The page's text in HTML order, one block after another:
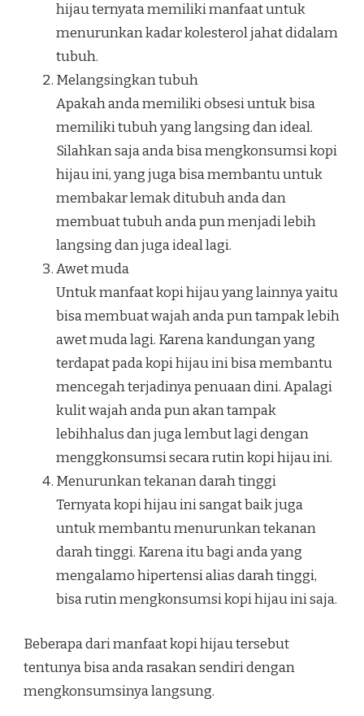
hijau ternyata memiliki manfaat untuk
menurunkan kadar kolesterol jahat didalam
tubuh.
Melangsingkan tubuh
Apakah anda memiliki obsesi untuk bisa
memiliki tubuh yang langsing dan ideal.
Silahkan saja anda bisa mengkonsumsi kopi
hijau ini, yang juga bisa membantu untuk
membakar lemak ditubuh anda dan
membuat tubuh anda pun menjadi lebih
langsing dan juga ideal lagi.
Awet muda
Untuk manfaat kopi hijau yang lainnya yaitu
bisa membuat wajah anda pun tampak lebih
awet muda lagi. Karena kandungan yang
terdapat pada kopi hijau ini bisa membantu
mencegah terjadinya penuaan dini. Apalagi
kulit wajah anda pun akan tampak
lebihhalus dan juga lembut lagi dengan
menggkonsumsi secara rutin kopi hijau ini.
Menurunkan tekanan darah tinggi
Ternyata kopi hijau ini sangat baik juga
untuk membantu menurunkan tekanan
darah tinggi. Karena itu bagi anda yang
mengalamo hipertensi alias darah tinggi,
bisa rutin mengkonsumsi kopi hijau ini saja.
Beberapa dari manfaat kopi hijau tersebut
tentunya bisa anda rasakan sendiri dengan
mengkonsumsinya langsung.